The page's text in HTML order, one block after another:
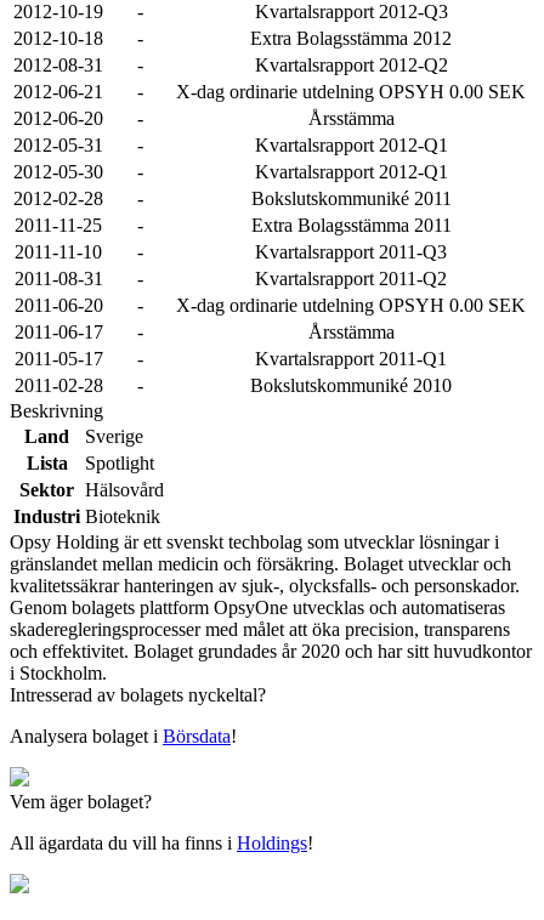
2012-10-19
-
Kvartalsrapport 2012-Q3
2012-10-18
-
Extra Bolagsstämma 2012
2012-08-31
-
Kvartalsrapport 2012-Q2
2012-06-21
-
X-dag ordinarie utdelning OPSYH 0.00 SEK
2012-06-20
-
Årsstämma
2012-05-31
-
Kvartalsrapport 2012-Q1
2012-05-30
-
Kvartalsrapport 2012-Q1
2012-02-28
-
Bokslutskommuniké 2011
2011-11-25
-
Extra Bolagsstämma 2011
2011-11-10
-
Kvartalsrapport 2011-Q3
2011-08-31
-
Kvartalsrapport 2011-Q2
2011-06-20
-
X-dag ordinarie utdelning OPSYH 0.00 SEK
2011-06-17
-
Årsstämma
2011-05-17
-
Kvartalsrapport 2011-Q1
2011-02-28
-
Bokslutskommuniké 2010
Beskrivning
Land
Sverige
Lista
Spotlight
Sektor Hälsovård
Industri Bioteknik
Opsy Holding är ett svenskt techbolag som utvecklar lösningar i
gränslandet mellan medicin och försäkring. Bolaget utvecklar och
kvalitetssäkrar hanteringen av sjuk-, olycksfalls- och personskador.
Genom bolagets plattform OpsyOne utvecklas och automatiseras
skaderegleringsprocesser med målet att öka precision, transparens
och effektivitet. Bolaget grundades år 2020 och har sitt huvudkontor
i Stockholm.
Intresserad av bolagets nyckeltal?
Analysera bolaget i Börsdata!
Vem äger bolaget?
All ägardata du vill ha finns i Holdings!